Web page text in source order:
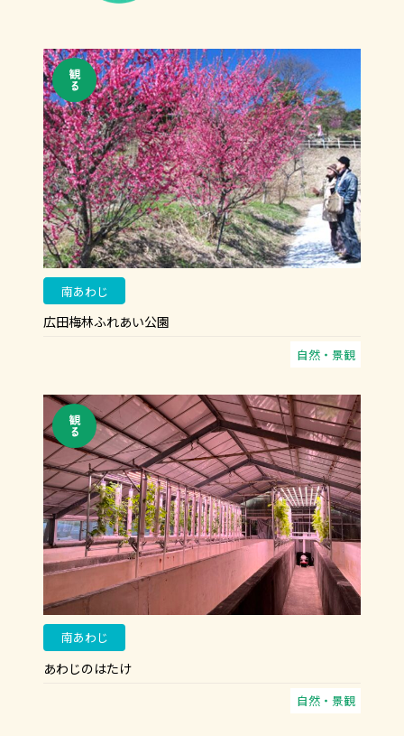
南あわじ
広田梅林ふれあい公園
自然・景観
南あわじ
あわじのはたけ
自然・景観